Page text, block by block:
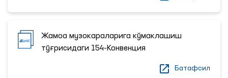
Жамоа музокараларига кўмаклашиш
тўғрисидаги 154-Конвенция
Батафсил